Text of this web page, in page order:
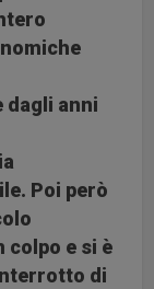
dagli anni
Poi però
colpo e si è
di